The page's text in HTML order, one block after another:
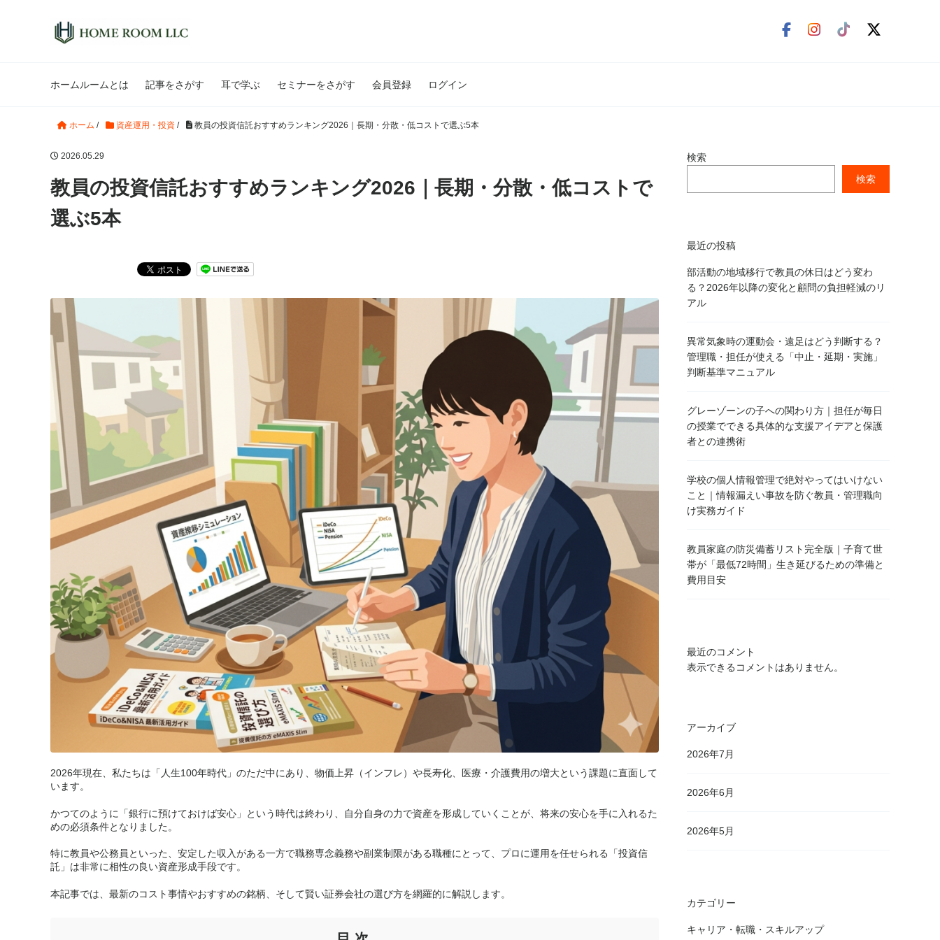
ホームルームとは 記事をさがす 耳で学ぶ セミナーをさがす 会員登録 ログイン
ホーム / 資産運用・投資 / 教員の投資信託おすすめランキング2026｜長期・分散・低コストで選ぶ5本
2026.05.29
教員の投資信託おすすめランキング2026｜長期・分散・低コストで
選ぶ5本
2026年現在、私たちは「人生100年時代」のただ中にあり、物価上昇（インフレ）や長寿化、医療・介護費用の増大という課題に直面して
います。
かつてのように「銀行に預けておけば安心」という時代は終わり、自分自身の力で資産を形成していくことが、将来の安心を手に入れるた
めの必須条件となりました。
特に教員や公務員といった、安定した収入がある一方で職務専念義務や副業制限がある職種にとって、プロに運用を任せられる「投資信
託」は非常に相性の良い資産形成手段です。
本記事では、最新のコスト事情やおすすめの銘柄、そして賢い証券会社の選び方を網羅的に解説します。
検索
検索
最近の投稿
部活動の地域移行で教員の休日はどう変わ
る？2026年以降の変化と顧問の負担軽減のリ
アル
異常気象時の運動会・遠足はどう判断する？
管理職・担任が使える「中止・延期・実施」
判断基準マニュアル
グレーゾーンの子への関わり方｜担任が毎日
の授業でできる具体的な支援アイデアと保護
者との連携術
学校の個人情報管理で絶対やってはいけない
こと｜情報漏えい事故を防ぐ教員・管理職向
け実務ガイド
教員家庭の防災備蓄リスト完全版｜子育て世
帯が「最低72時間」生き延びるための準備と
費用目安
最近のコメント
表示できるコメントはありません。
アーカイブ
2026年7月
2026年6月
2026年5月
カテゴリー
キャリア・転職・スキルアップ